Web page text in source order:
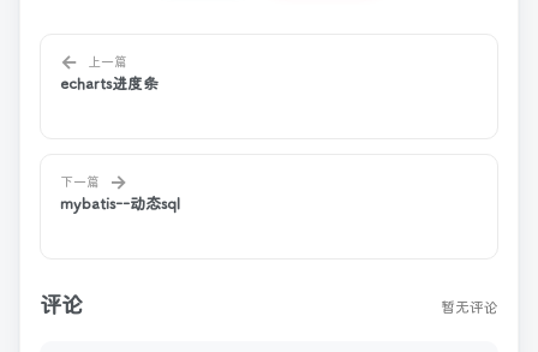
← 上一篇
echarts进度条
下一篇 →
mybatis--动态sql
评论 暂无评论